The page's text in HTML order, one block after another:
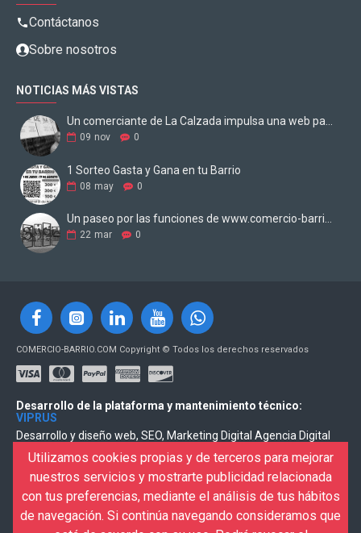
Contáctanos
Sobre nosotros
NOTICIAS MÁS VISTAS
Un comerciante de La Calzada impulsa una web para digitalizar los negocios
09 nov 0
1 Sorteo Gasta y Gana en tu Barrio
08 may 0
22 mar 0
COMERCIO-BARRIO.COM Copyright © Todos los derechos reservados
Desarrollo de la plataforma y mantenimiento técnico:
VIPRUS
Desarrollo y diseño web, SEO, Marketing Digital Agencia Digital
VIPRUS
Para recibir las noticias tienes que dar ALTA
ENVIAR
Utilizamos cookies propias y de terceros para mejorar
nuestros servicios y mostrarte publicidad relacionada
con tus preferencias, mediante el análisis de tus hábitos
de navegación. Si continúa navegando consideramos que